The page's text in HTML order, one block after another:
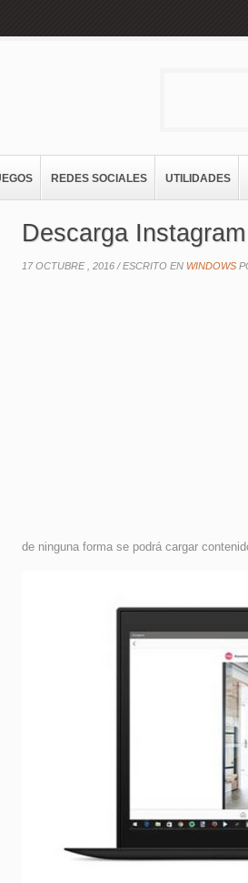
REDES SOCIALES UTILIDADES
Descarga
17 OCTUBRE , 2016 /ESCRITO EN WINDOWS
de ninguna forma se podrá cargar